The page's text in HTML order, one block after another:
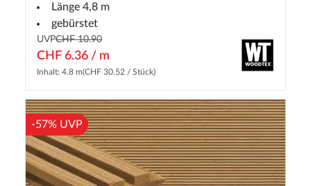
Länge 4,8 m
gebürstet
UVPCHF 10.90
CHF 6.36 / m
Inhalt: 4.8 m(CHF 30.52 / Stück)
-57% UVP